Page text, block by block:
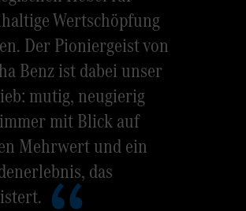
Wertschöpfung
Der Pioniergeist von
Benz ist dabei unser
mutig, neugierig
mit Blick auf
Mehrwert und ein
das